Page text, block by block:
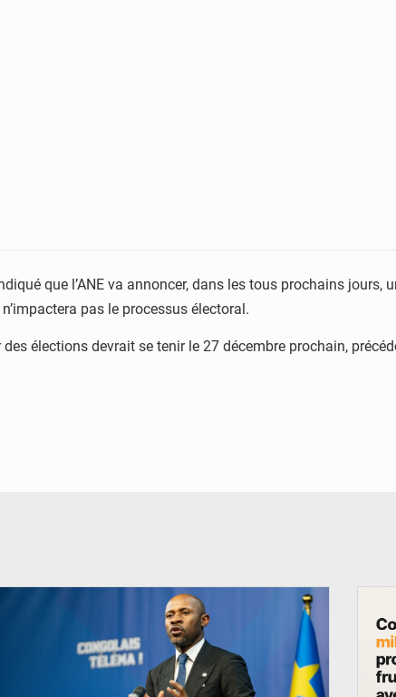
que l’ANE va annoncer, dans les tous prochains jours,
pas le processus électoral.
des élections devrait se tenir le 27 décembre prochain,